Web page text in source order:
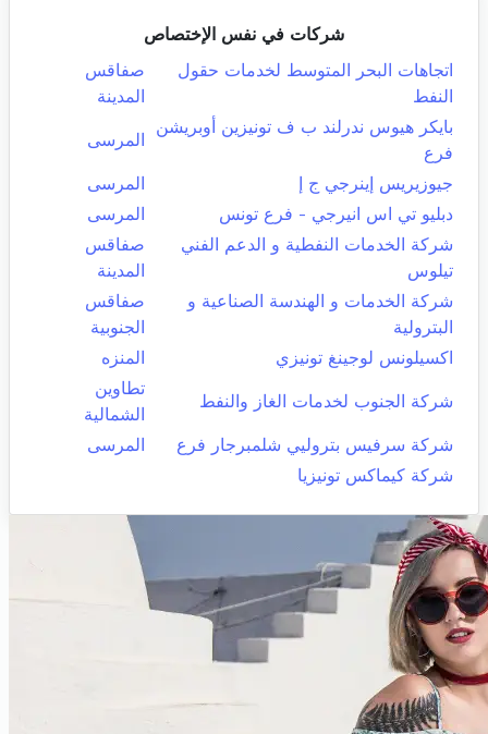
شركات في نفس الإختصاص
اتجاهات البحر المتوسط لخدمات حقول
النفط
صفاقس
المدينة
بايكر هيوس ندرلند ب ف تونيزين أوبريشن
فرع
المرسى
جيوزيريس إينرجي ج إ
المرسى
دبليو تي اس انيرجي - فرع تونس
المرسى
شركة الخدمات النفطية و الدعم الفني
تيلوس
صفاقس
المدينة
شركة الخدمات و الهندسة الصناعية و
البترولية
صفاقس
الجنوبية
اكسيلونس لوجينغ تونيزي
المنزه
شركة الجنوب لخدمات الغاز والنفط
تطاوين
الشمالية
شركة سرفيس بتروليي شلمبرجار فرع
المرسى
شركة كيماكس تونيزيا